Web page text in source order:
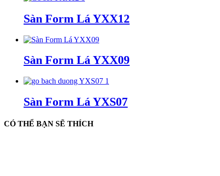
Sàn Form Lá YXX12
Sàn Form Lá YXX09
Sàn Form Lá YXS07
CÓ THỂ BẠN SẼ THÍCH